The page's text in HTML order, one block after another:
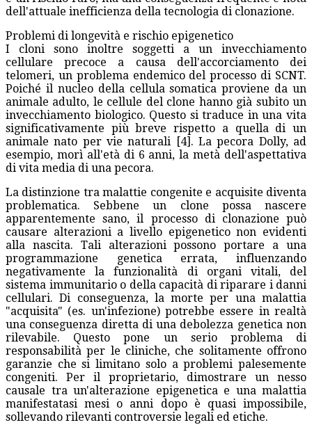
dell'attuale inefficienza della tecnologia di clonazione.
Problemi di longevità e rischio epigenetico
I cloni sono inoltre soggetti a un invecchiamento
cellulare precoce a causa dell'accorciamento dei
telomeri, un problema endemico del processo di SCNT.
Poiché il nucleo della cellula somatica proviene da un
animale adulto, le cellule del clone hanno già subito un
invecchiamento biologico. Questo si traduce in una vita
significativamente più breve rispetto a quella di un
animale nato per vie naturali [4]. La pecora Dolly, ad
esempio, morì all'età di 6 anni, la metà dell'aspettativa
di vita media di una pecora.
La distinzione tra malattie congenite e acquisite diventa
problematica. Sebbene un clone possa nascere
apparentemente sano, il processo di clonazione può
causare alterazioni a livello epigenetico non evidenti
alla nascita. Tali alterazioni possono portare a una
programmazione genetica errata, influenzando
negativamente la funzionalità di organi vitali, del
sistema immunitario o della capacità di riparare i danni
cellulari. Di conseguenza, la morte per una malattia
"acquisita" (es. un'infezione) potrebbe essere in realtà
una conseguenza diretta di una debolezza genetica non
rilevabile. Questo pone un serio problema di
responsabilità per le cliniche, che solitamente offrono
garanzie che si limitano solo a problemi palesemente
congeniti. Per il proprietario, dimostrare un nesso
causale tra un'alterazione epigenetica e una malattia
manifestatasi mesi o anni dopo è quasi impossibile,
sollevando rilevanti controversie legali ed etiche.